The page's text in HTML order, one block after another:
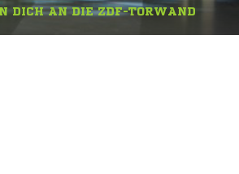
DICH AN DIE ZDF-TORWAND